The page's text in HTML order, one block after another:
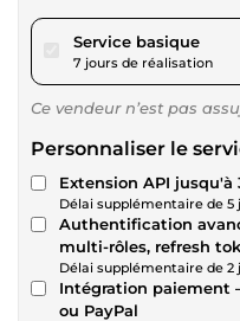
Service basiquepour
7 jours de réalisation
Ce vendeur n’est pas
Personnaliser le
Extension
Délai supplémentaire de 5
Authentification
multi-rôles, refresh
Délai supplémentaire de 2
Intégration paiement
ou PayPal